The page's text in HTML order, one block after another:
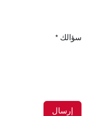
سؤالك *
إرسال